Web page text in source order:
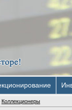
Коллекционеры